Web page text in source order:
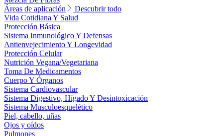
Áreas de aplicación
Descubrir todo
Vida Cotidiana Y Salud
Protección Básica
Sistema Inmunológico Y Defensas
Antienvejecimiento Y Longevidad
Protección Celular
Nutrición Vegana/Vegetariana
Toma De Medicamentos
Cuerpo Y Órganos
Sistema Cardiovascular
Sistema Digestivo, Hígado Y Desintoxicación
Sistema Musculoesquelético
Piel, cabello, uñas
Ojos y oídos
Pulmones